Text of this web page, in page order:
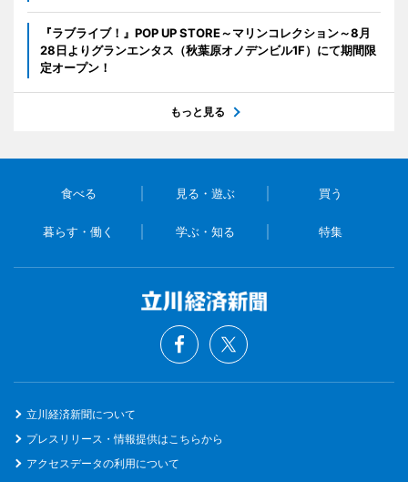
『ラブライブ！』POP UP STORE～マリンコレクション～8月
28日よりグランエンタス（秋葉原オノデンビル1F）にて期間限
定オープン！
もっと見る
食べる 見る・遊ぶ 買う
暮らす・働く 学ぶ・知る 特集
立川経済新聞について
プレスリリース・情報提供はこちらから
アクセスデータの利用について